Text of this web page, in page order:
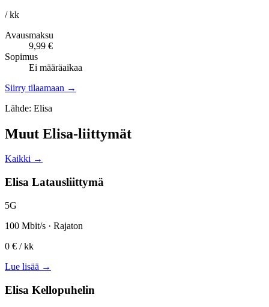
/ kk
Avausmaksu
9,99 €
Sopimus
Ei määräaikaa
Siirry tilaamaan →
Lähde: Elisa
Muut Elisa-liittymät
Kaikki →
Elisa Latausliittymä
5G
100 Mbit/s · Rajaton
0 € / kk
Lue lisää →
Elisa Kellopuhelin